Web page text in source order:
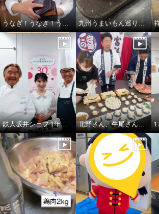
うなぎ！うなぎ！うなぎ！（しじみの味噌汁も人気） 九州うまいもん巡り！！
鉄人坂井シェフ 1年ぶりの登場です！ 北野さん、牛尾さん、六さんで富洋物産三銃士